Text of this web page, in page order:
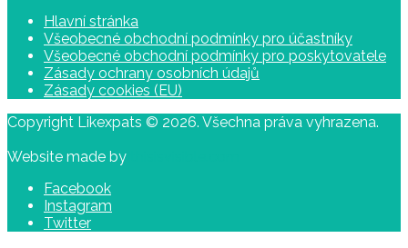
Hlavní stránka
Všeobecné obchodní podmínky pro účastníky
Všeobecné obchodní podmínky pro poskytovatele
Zásady ochrany osobních údajů
Zásady cookies (EU)
Copyright Likexpats © 2026. Všechna práva vyhrazena.
Website made by
Facebook
Instagram
Twitter